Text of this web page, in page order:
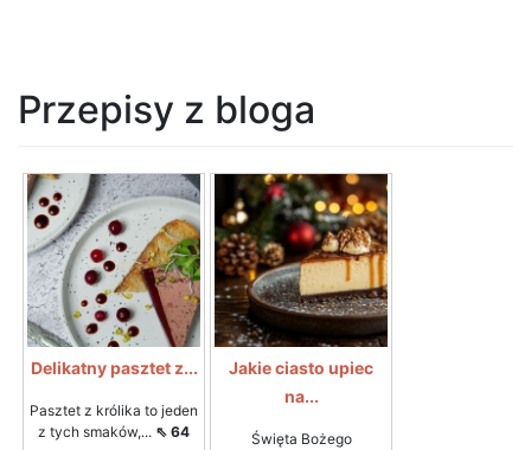
Przepisy z bloga
Delikatny pasztet z...
Pasztet z królika to jeden
z tych smaków,... ⇖ 64
Jakie ciasto upiec
na...
Święta Bożego